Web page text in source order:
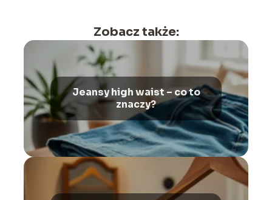
Zobacz także:
Jeansy high waist – co to
znaczy?